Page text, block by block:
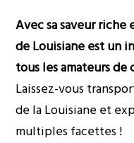
Avec sa saveur
de Louisiane est un
tous les amateurs
Laissez-vous
de la Louisiane et
multiples facettes !